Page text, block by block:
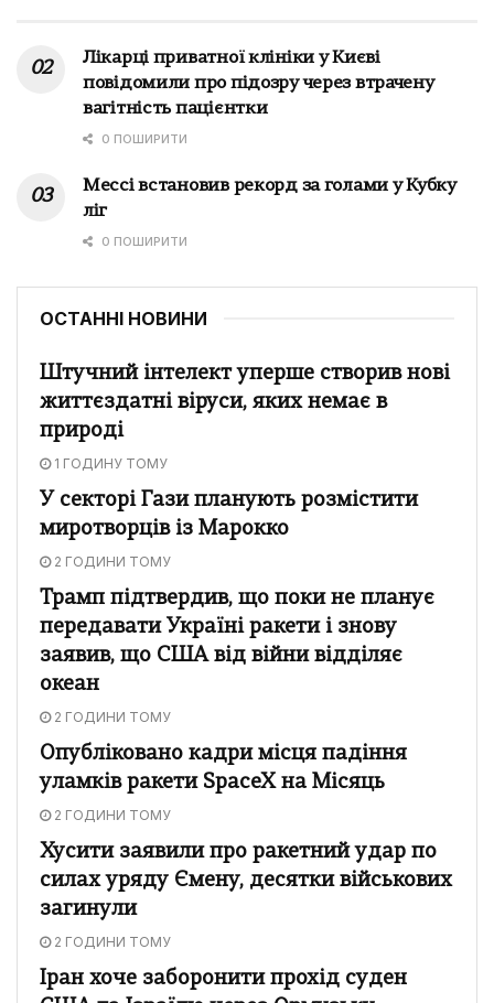
Лікарці приватної клініки у Києві
повідомили про підозру через втрачену
вагітність пацієнтки
0 ПОШИРИТИ
Мессі встановив рекорд за голами у Кубку
ліг
0 ПОШИРИТИ
ОСТАННІ НОВИНИ
Штучний інтелект уперше створив нові
життєздатні віруси, яких немає в
природі
1 ГОДИНУ ТОМУ
У секторі Гази планують розмістити
миротворців із Марокко
2 ГОДИНИ ТОМУ
Трамп підтвердив, що поки не планує
передавати Україні ракети і знову
заявив, що США від війни відділяє
океан
2 ГОДИНИ ТОМУ
Опубліковано кадри місця падіння
уламків ракети SpaceX на Місяць
2 ГОДИНИ ТОМУ
Хусити заявили про ракетний удар по
силах уряду Ємену, десятки військових
загинули
2 ГОДИНИ ТОМУ
Іран хоче заборонити прохід суден